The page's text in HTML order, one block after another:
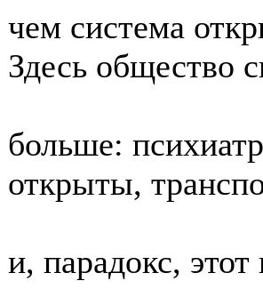
чем система
Здесь общество
больше:
открыты,
и, парадокс, этот